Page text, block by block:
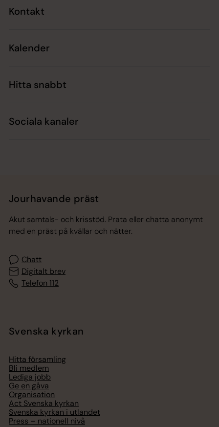
Kontakt
Kalender
Hitta snabbt
Sociala kanaler
Jourhavande präst
Akut samtals- och krisstöd. Prata eller chatta anonymt
med en präst på kvällar och nätter.
Chatt
Digitalt brev
Telefon 112
Svenska kyrkan
Hitta församling
Bli medlem
Lediga jobb
Ge en gåva
Organisation
Act Svenska kyrkan
Svenska kyrkan i utlandet
Press – nationell nivå